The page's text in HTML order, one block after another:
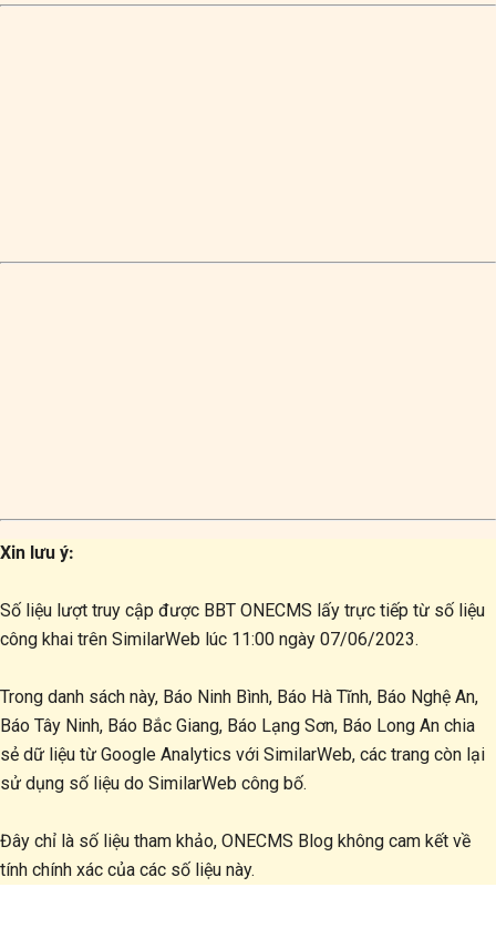
Xin lưu ý:
Số liệu lượt truy cập được BBT ONECMS lấy trực tiếp từ số liệu
công khai trên SimilarWeb lúc 11:00 ngày 07/06/2023.
Trong danh sách này, Báo Ninh Bình, Báo Hà Tĩnh, Báo Nghệ An,
Báo Tây Ninh, Báo Bắc Giang, Báo Lạng Sơn, Báo Long An chia
sẻ dữ liệu từ Google Analytics với SimilarWeb, các trang còn lại
sử dụng số liệu do SimilarWeb công bố.
Đây chỉ là số liệu tham khảo, ONECMS Blog không cam kết về
tính chính xác của các số liệu này.